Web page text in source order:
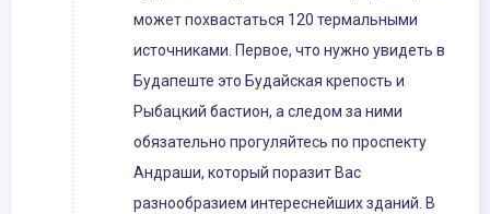
может похвастаться 120 термальными
источниками. Первое, что нужно увидеть в
Будапеште это Будайская крепость и
Рыбацкий бастион, а следом за ними
обязательно прогуляйтесь по проспекту
Андраши, который поразит Вас
разнообразием интереснейших зданий. В